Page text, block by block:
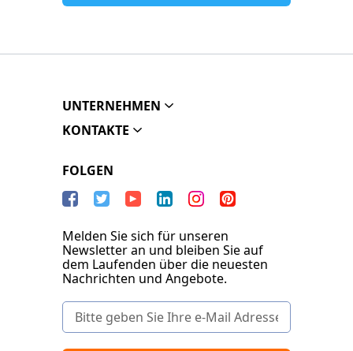
UNTERNEHMEN
KONTAKTE
FOLGEN
Melden Sie sich für unseren
Newsletter an und bleiben Sie auf
dem Laufenden über die neuesten
Nachrichten und Angebote.